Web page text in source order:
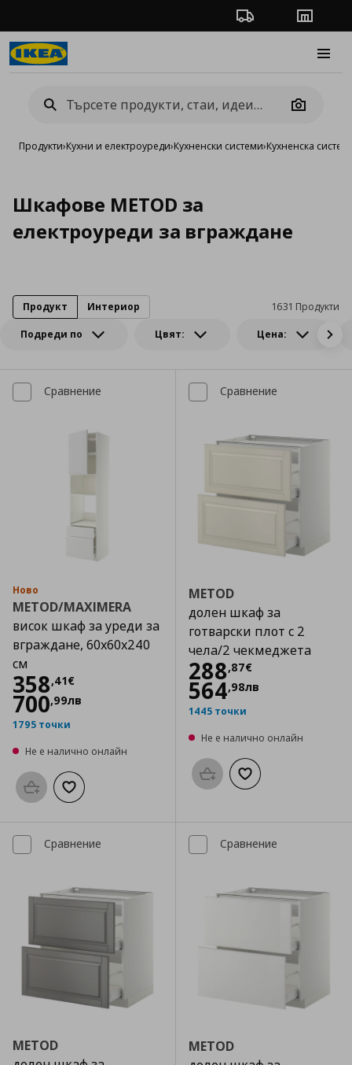
Проследяване на
Camera
Продукти›Кухни и електроуреди›Кухненски системи›Кухненска
Шкафове METOD за
електроуреди за вграждане
Подреди по Цвят: Цена:
1631 Продукти
Продукт Интериор
Сравнение
Ново
METOD/MAXIMERA
висок шкаф за уреди за
вграждане, 60x60x240
см
358,41€
Цена
700,99лв
1795 точки
Не е налично онлайн
Προσθήκη στο καλάθι
Добави към списъка с любими
Сравнение
METOD
долен шкаф за
готварски плот с 2
чела/2 чекмеджета
288,87€
Цена288,87 €
564,98лв
1445 точки
Не е налично онлайн
Προσθήκη στο καλάθι
Добави към
Сравнение
METOD
Сравнение
METOD